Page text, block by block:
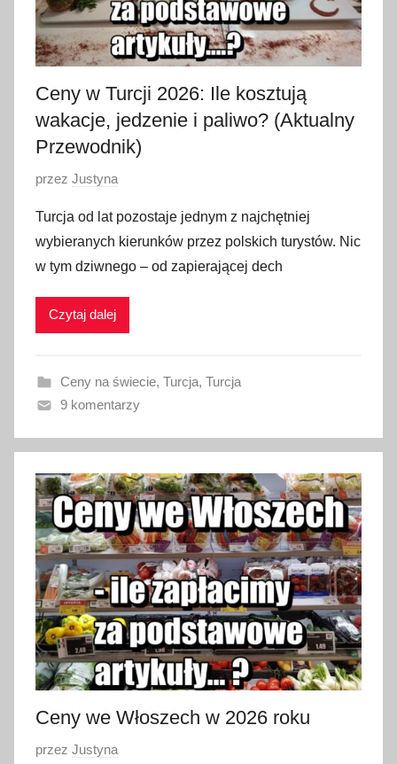
0
2
6
Ceny w Turcji 2026: Ile kosztują
wakacje, jedzenie i paliwo? (Aktualny
Przewodnik)
O
u
b
l
i
a
n
2
3
s
t
y
c
z
n
i
a
2
0
4
przez Justyna
Turcja od lat pozostaje jednym z najchętniej
wybieranych kierunków przez polskich turystów. Nic
w tym dziwnego – od zapierającej dech
Czytaj dalej
Ceny na świecie, Turcja, Turcja
9 komentarzy
Ceny we Włoszech w 2026 roku
O
przez Justyna